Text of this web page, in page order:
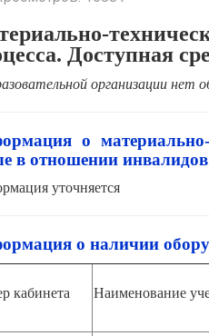
Доступная
организации
о материально-
в отношении
уточняется
о наличии
кабинета Наименование